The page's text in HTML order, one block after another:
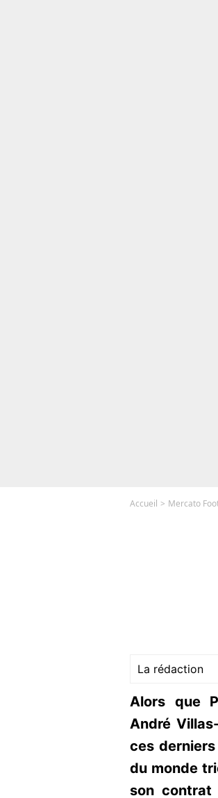
Accueil Mercato
La rédaction
Alors que
André
ces
du monde
son contrat